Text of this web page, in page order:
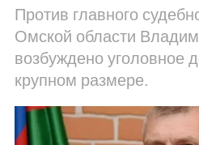
Против главного
Омской области
возбуждено уголовное
крупном размере.